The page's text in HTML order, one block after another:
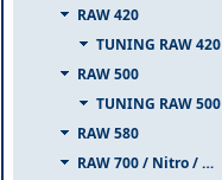
RAW 420
TUNING RAW 420
RAW 500
TUNING RAW 500
RAW 580
RAW 700 / Nitro / PIUMA